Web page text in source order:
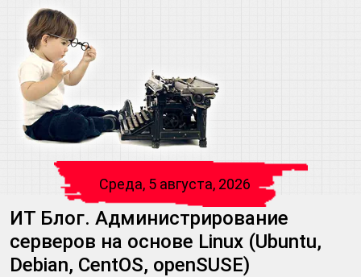
Среда, 5 августа, 2026
ИТ Блог. Администрирование
серверов на основе Linux (Ubuntu,
Debian, CentOS, openSUSE)